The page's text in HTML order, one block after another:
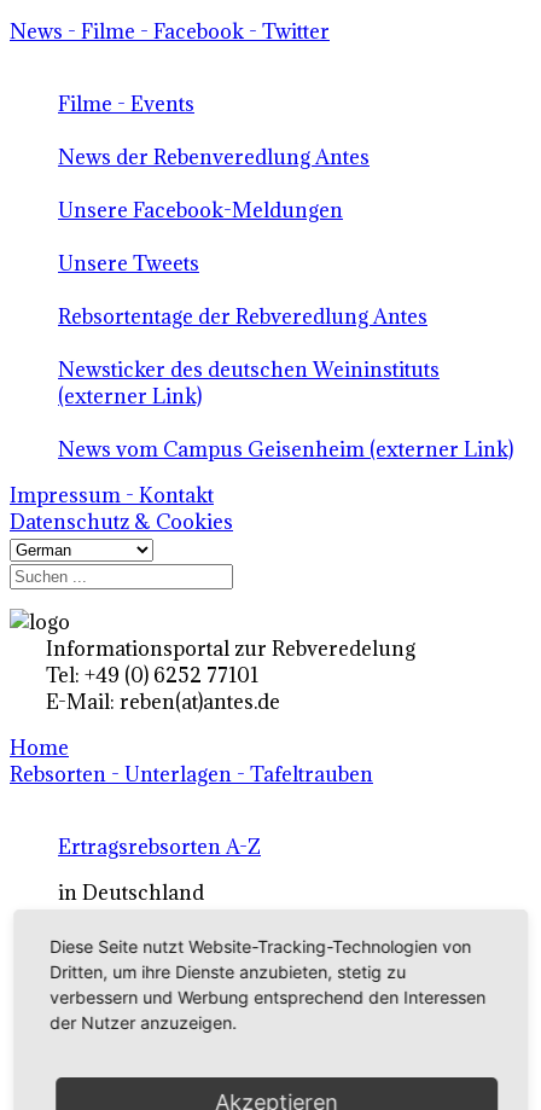
News - Filme - Facebook - Twitter
Filme - Events
News der Rebenveredlung Antes
Unsere Facebook-Meldungen
Unsere Tweets
Rebsortentage der Rebveredlung Antes
Newsticker des deutschen Weininstituts
(externer Link)
News vom Campus Geisenheim (externer Link)
Impressum - Kontakt
Datenschutz & Cookies
Informationsportal zur Rebveredelung
Tel: +49 (0) 6252 77101
E-Mail: reben(at)antes.de
Home
Rebsorten - Unterlagen - Tafeltrauben
Ertragsrebsorten A-Z
in Deutschland
Rebsorten international
externe Links
Tafeltraubensorten
Diese Seite nutzt Website-Tracking-Technologien von
Dritten, um ihre Dienste anzubieten, stetig zu
verbessern und Werbung entsprechend den Interessen
der Nutzer anzuzeigen.
Akzeptieren